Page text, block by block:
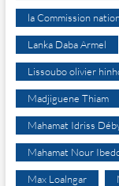
la Commission
Lanka Daba Armel
Lissoubo olivier
Madjiguene Thiam
Mahamat Idriss
Mahamat Nour
Max Loalngar